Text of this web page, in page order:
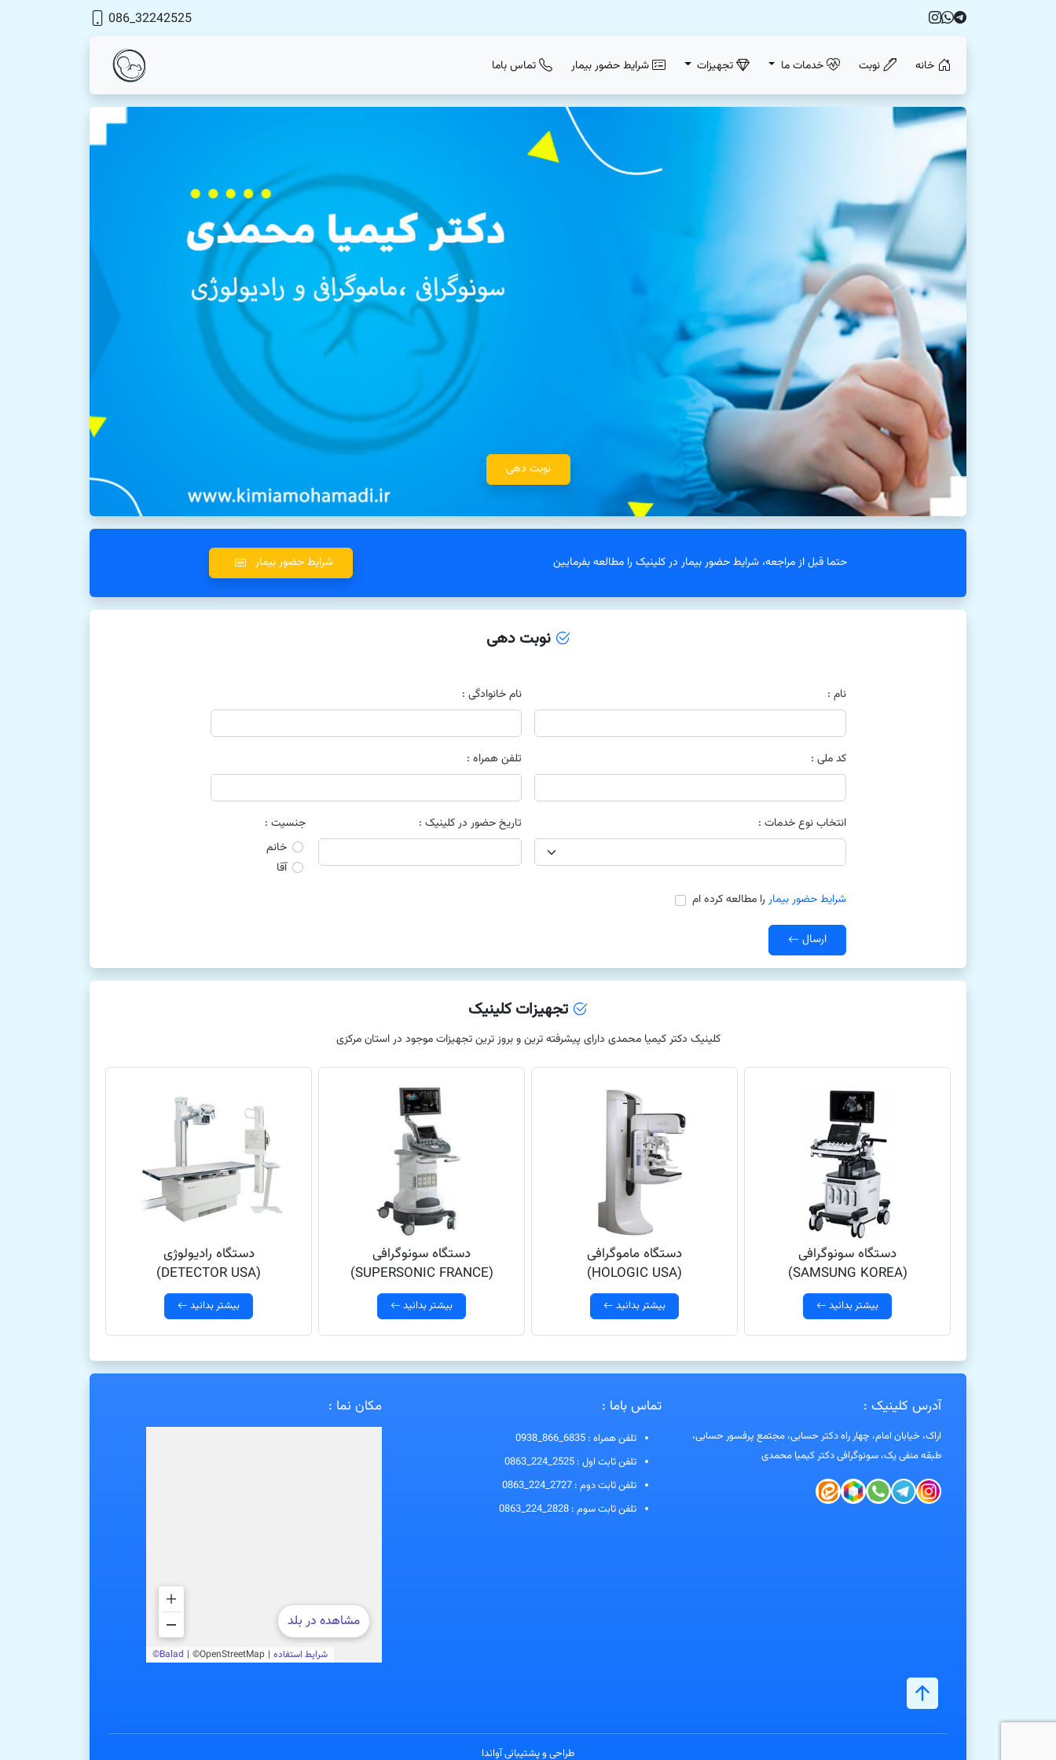
32242525_086
خانه نوبت خدمات ما تجهیزات شرایط حضور بیمار تماس باما
نوبت دهی
حتما قبل از مراجعه، شرایط حضور بیمار در کلینیک را مطالعه بفرمایین شرایط حضور بیمار
نوبت دهی
نام : نام خانوادگی :
کد ملی : تلفن همراه :
انتخاب نوع خدمات : تاریخ حضور در کلینیک :
جنسیت :
خانم
آقا
شرایط حضور بیمار را مطالعه کرده ام
ارسال
تجهیزات کلینیک
کلینیک دکتر کیمیا محمدی دارای پیشرفته ترین و بروز ترین تجهیزات موجود در استان مرکزی
دستگاه سونوگرافی
(SAMSUNG KOREA)
بیشتر بدانید
دستگاه ماموگرافی
(HOLOGIC USA)
بیشتر بدانید
دستگاه سونوگرافی
(SUPERSONIC FRANCE)
بیشتر بدانید
دستگاه رادیولوژی
(DETECTOR USA)
بیشتر بدانید
آدرس کلینیک :
اراک، خیابان امام، چهار راه دکتر حسابی، مجتمع پرفسور حسابی،
طبقه منفی یک، سونوگرافی دکتر کیمیا محمدی
تماس باما :
تلفن همراه : 0938_866_6835
تلفن ثابت اول : 0863_224_2525
تلفن ثابت دوم : 0863_224_2727
تلفن ثابت سوم : 0863_224_2828
مکان نما :
طراحی و پشتیبانی آواندا